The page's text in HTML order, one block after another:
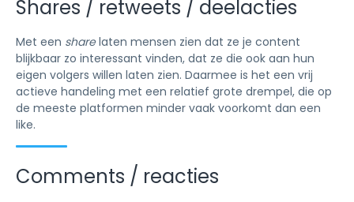
Shares / retweets / deelacties
Met een sharelaten mensen zien dat ze je content
blijkbaar zo interessant vinden, dat ze die ook aan hun
eigen volgers willen laten zien. Daarmee is het een vrij
actieve handeling met een relatief grote drempel, die op
de meeste platformen minder vaak voorkomt dan een
like.
Comments / reacties